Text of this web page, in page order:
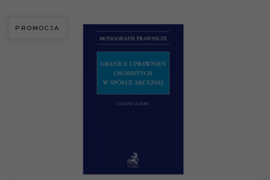
PROMOCJA